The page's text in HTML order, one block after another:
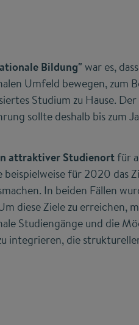
Bildung" war es,
Umfeld bewegen, zum
Studium zu Hause.
sollte deshalb bis zum
attraktiver Studienortfür
für 2020 das
In beiden Fällen
diese Ziele zu erreichen,
Studiengänge und die
integrieren, die